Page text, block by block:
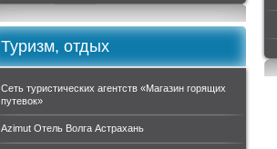
Туризм, отдых
Сеть туристических агентств «Магазин горящих
путевок»
Azimut Отель Волга Астрахань